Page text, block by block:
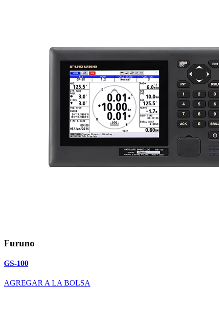
Furuno
GS-100
AGREGAR A LA BOLSA